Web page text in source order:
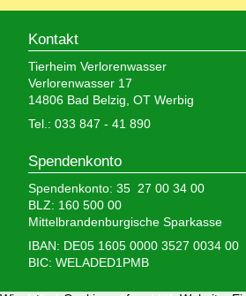
Kontakt
Tierheim Verlorenwasser
Verlorenwasser 17
14806 Bad Belzig, OT Werbig
Tel.: 033 847 - 41 890
Spendenkonto
Spendenkonto: 35 27 00 34 00
BLZ: 160 500 00
Mittelbrandenburgische Sparkasse
IBAN: DE05 1605 0000 3527 0034 00
BIC: WELADED1PMB